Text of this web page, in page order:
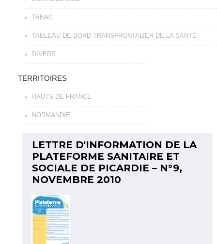
TABAC
TABLEAU DE BORD TRANSFRONTALIER DE LA SANTÉ
DIVERS
TERRITOIRES
HAUTS-DE-FRANCE
NORMANDIE
LETTRE D'INFORMATION DE LA
PLATEFORME SANITAIRE ET
SOCIALE DE PICARDIE – N°9,
NOVEMBRE 2010